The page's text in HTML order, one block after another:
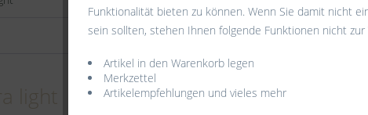
Funktionalität bieten zu können. Wenn Sie damit nicht
sein sollten, stehen Ihnen folgende Funktionen nicht zur
Artikel in den Warenkorb legen
Merkzettel
Artikelempfehlungen und vieles mehr